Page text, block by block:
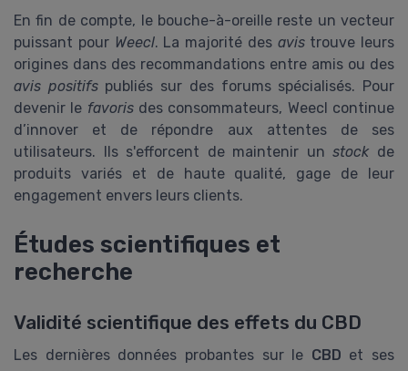
En fin de compte, le bouche-à-oreille reste un vecteur
puissant pour Weecl. La majorité des avistrouve leurs
origines dans des recommandations entre amis ou des
avis positifspubliés sur des forums spécialisés. Pour
devenir le favorisdes consommateurs, Weecl continue
d’innover et de répondre aux attentes de ses
utilisateurs. Ils s'efforcent de maintenir unstock de
produits variés et de haute qualité, gage de leur
engagement envers leurs clients.
Études scientifiques et
recherche
Validité scientifique des effets du CBD
Les dernières données probantes sur le CBD et ses